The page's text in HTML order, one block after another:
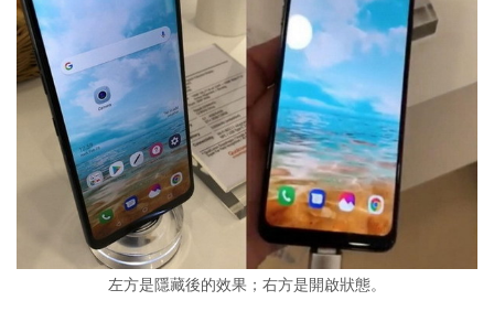
左方是隱藏後的效果；右方是開啟狀態。